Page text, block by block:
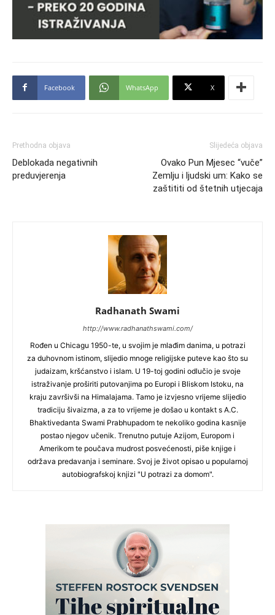
Facebook WhatsApp X
Prethodna objava
Deblokada negativnih
preduvjerenja
Slijedeća objava
Ovako Pun Mjesec “vuče”
Zemlju i ljudski um: Kako se
zaštititi od štetnih utjecaja
Radhanath Swami
http://www.radhanathswami.com/
Rođen u Chicagu 1950-te, u svojim je mlađim danima, u potrazi
za duhovnom istinom, slijedio mnoge religijske puteve kao što su
judaizam, kršćanstvo i islam. U 19-toj godini odlučio je svoje
istraživanje proširiti putovanjima po Europi i Bliskom Istoku, na
kraju završivši na Himalajama. Tamo je izvjesno vrijeme slijedio
tradiciju šivaizma, a za to vrijeme je došao u kontakt s A.C.
Bhaktivedanta Swami Prabhupadom te nekoliko godina kasnije
postao njegov učenik. Trenutno putuje Azijom, Europom i
Amerikom te poučava mudrost posvećenosti, piše knjige i
održava predavanja i seminare. Svoj je život opisao u popularnoj
autobiografskoj knjizi "U potrazi za domom".